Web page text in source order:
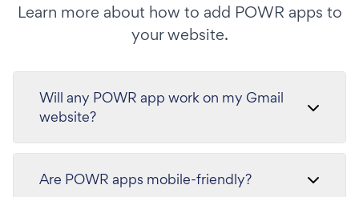
Learn more about how to add POWR apps to
your website.
Will any POWR app work on my Gmail
website?
Are POWR apps mobile-friendly?